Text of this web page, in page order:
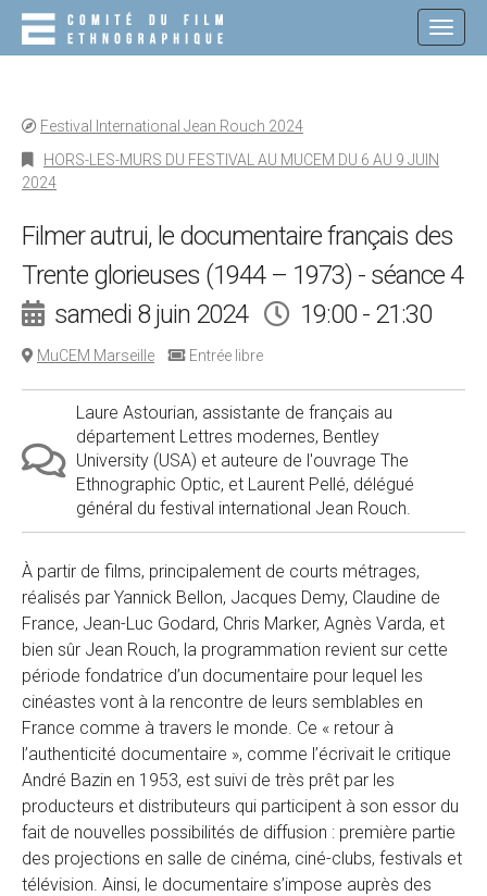
Festival International Jean Rouch 2024
HORS-LES-MURS DU FESTIVAL AU MUCEM DU 6 AU 9 JUIN
2024
Filmer autrui, le documentaire français des
Trente glorieuses (1944 – 1973) - séance 4
samedi 8 juin 2024
19:00 - 21:30
MuCEM Marseille Entrée libre
Laure Astourian, assistante de français au
département Lettres modernes, Bentley
University (USA) et auteure de l'ouvrage The
Ethnographic Optic, et Laurent Pellé, délégué
général du festival international Jean Rouch.
À partir de films, principalement de courts métrages,
réalisés par Yannick Bellon, Jacques Demy, Claudine de
France, Jean-Luc Godard, Chris Marker, Agnès Varda, et
bien sûr Jean Rouch, la programmation revient sur cette
période fondatrice d’un documentaire pour lequel les
cinéastes vont à la rencontre de leurs semblables en
France comme à travers le monde. Ce « retour à
l’authenticité documentaire », comme l’écrivait le critique
André Bazin en 1953, est suivi de très prêt par les
producteurs et distributeurs qui participent à son essor du
fait de nouvelles possibilités de diffusion : première partie
des projections en salle de cinéma, ciné-clubs, festivals et
télévision. Ainsi, le documentaire s’impose auprès des